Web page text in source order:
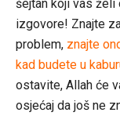
šejtan koji vas
izgovore! Znajte
problem,znajte
kad budete u
ostavite, Allah će
osjećaj da još ne